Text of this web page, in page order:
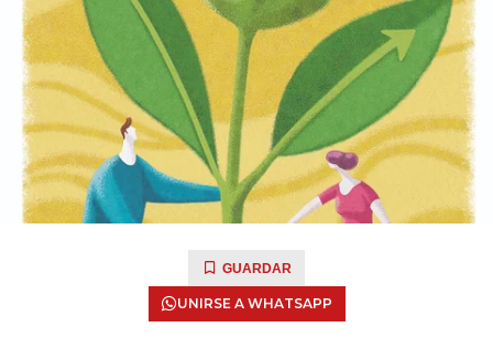
GUARDAR
UNIRSE A WHATSAPP